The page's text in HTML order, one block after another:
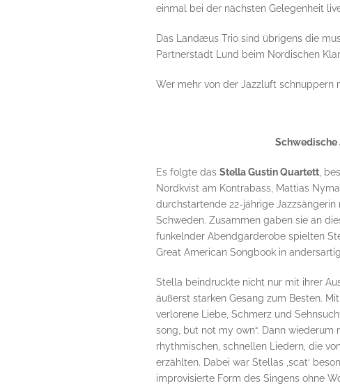
einmal bei der nächsten Gelegenheit
Das Landæus Trio sind übrigens die
Partnerstadt Lund beim Nordischen
Wer mehr von der Jazzluft schnuppern
Schwedische
Es folgte das Stella Gustin Quartett,
Nordkvist am Kontrabass, Mattias
durchstartende 22-jährige
Schweden. Zusammen gaben sie an
funkelnder Abendgarderobe spielten
Great American Songbook in
Stella beindruckte nicht nur mit ihrer
äußerst starken Gesang zum Besten.
verlorene Liebe, Schmerz und
song, but not my own“. Dann
rhythmischen, schnellen Liedern, die
erzählten. Dabei war Stellas ‚scat‘
improvisierte Form des Singens ohne